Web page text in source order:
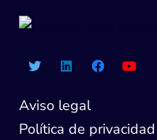
Aviso legal
Política de privacidad